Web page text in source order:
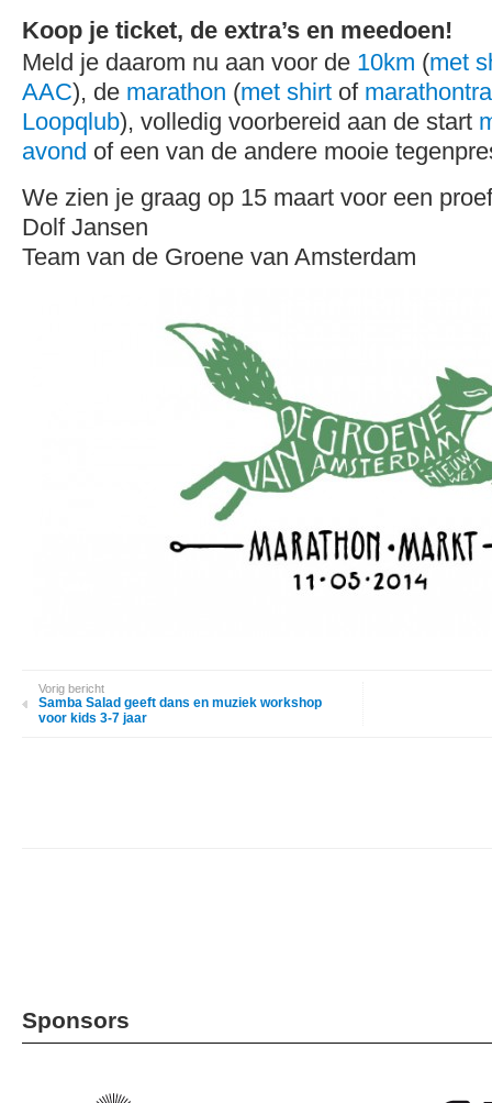
Koop je ticket, de extra’s en meedoen!
Meld je daarom nu aan voor de 10km (met
AAC), de marathon (met shirt of
Loopqlub), volledig voorbereid aan de start
avond of een van de andere mooie
We zien je graag op 15 maart voor een
Dolf Jansen
Team van de Groene van Amsterdam
Vorig bericht
Samba Salad geeft dans en muziek workshop
voor kids 3-7 jaar
Sponsors